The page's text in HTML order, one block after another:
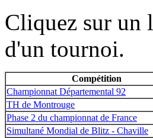
Cliquez sur un
d'un tournoi.
Compétition
Championnat Départemental 92
TH de Montrouge
Phase 2 du championnat de France
Simultané Mondial de Blitz - Chaville